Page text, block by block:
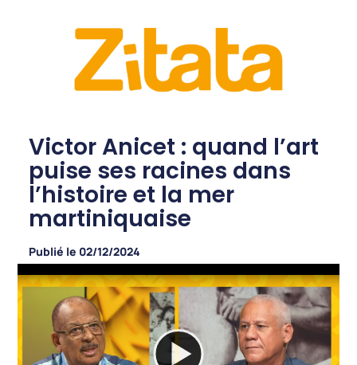
Victor Anicet : quand l’art
puise ses racines dans
l’histoire et la mer
martiniquaise
Publié le 02/12/2024